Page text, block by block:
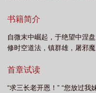
书籍简介
自微末中崛起，于绝望中涅
修时空道法，镇群雄，屠邪
首章试读
“求三长老开恩！” “您放过我